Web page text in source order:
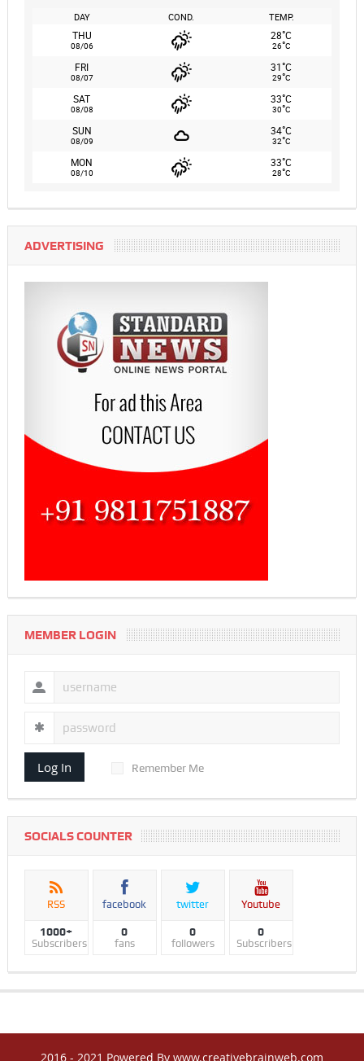
DAY COND. TEMP.
THU
08/06
28°C
26°C
FRI
08/07
31°C
29°C
SAT
08/08
33°C
30°C
SUN
08/09
34°C
32°C
MON
08/10
33°C
28°C
ADVERTISING
MEMBER LOGIN
Log In Remember Me
SOCIALS COUNTER
RSS
1000+
Subscribers
facebook
0
fans
twitter
0
followers
Youtube
0
Subscribers
2016 - 2021 Powered By www.creativebrainweb.com